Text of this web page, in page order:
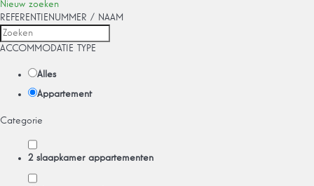
Nieuw zoeken
REFERENTIENUMMER / NAAM
ACCOMMODATIE TYPE
Alles
Appartement
Categorie
2 slaapkamer appartementen